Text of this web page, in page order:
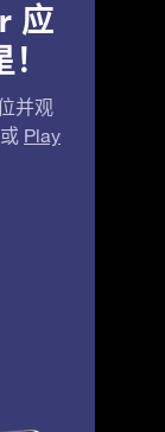
应
并观
或 Play